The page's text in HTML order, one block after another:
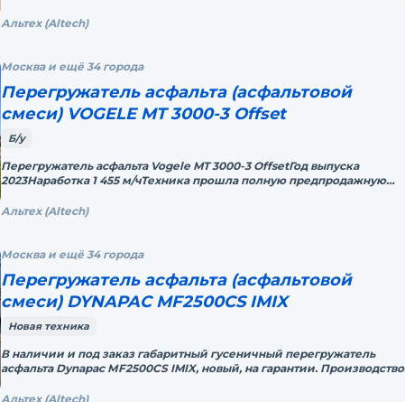
Альтех (Altech)
Москва и ещё 34 города
Перегружатель асфальта (асфальтовой
смеси) VOGELE MT 3000-3 Offset
Б/у
Перегружатель асфальта Vogele MT 3000-3 OffsetГод выпуска
2023Наработка 1 455 м/чТехника прошла полную предпродажную
Альтех (Altech)
Москва и ещё 34 города
Перегружатель асфальта (асфальтовой
смеси) DYNAPAC MF2500CS IMIX
Новая техника
В наличии и под заказ габаритный гусеничный перегружaтель
aсфальта Dynаpac МF2500CS IMIX, новый, на гарантии. Производство
Альтех (Altech)